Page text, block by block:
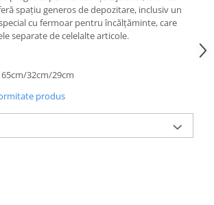
spațiu generos de depozitare, inclusiv un
cu fermoar pentru încălțăminte, care
separate de celelalte articole.
32cm/29cm
produs